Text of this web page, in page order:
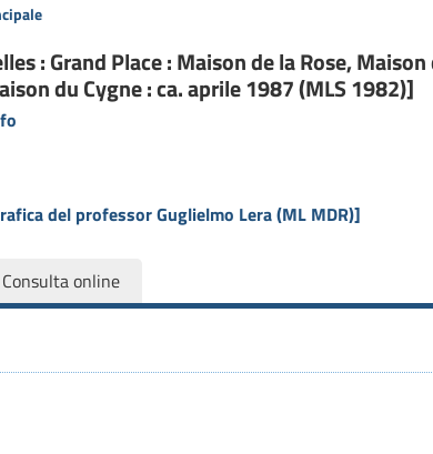
: Grand Place : Maison de la Rose, Maison
du Cygne : ca. aprile 1987 (MLS 1982)]
del professor Guglielmo Lera (ML MDR)]
Consulta online